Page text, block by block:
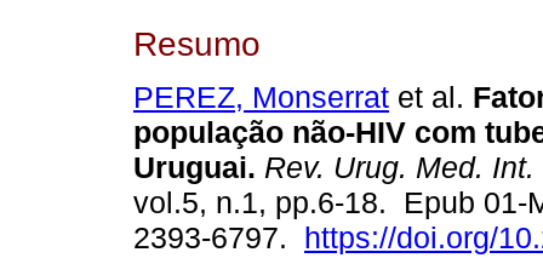
Resumo
PEREZ, Monserrat et al.
população não-HIV com
Uruguai. Rev. Urug. Med. Int.
vol.5, n.1, pp.6-18. Epub 01-
2393-6797. https://doi.org/